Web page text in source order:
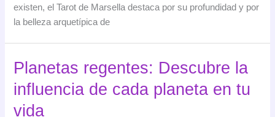
existen, el Tarot de Marsella destaca por su profundidad y por
la belleza arquetípica de
Planetas regentes: Descubre la
influencia de cada planeta en tu
vida